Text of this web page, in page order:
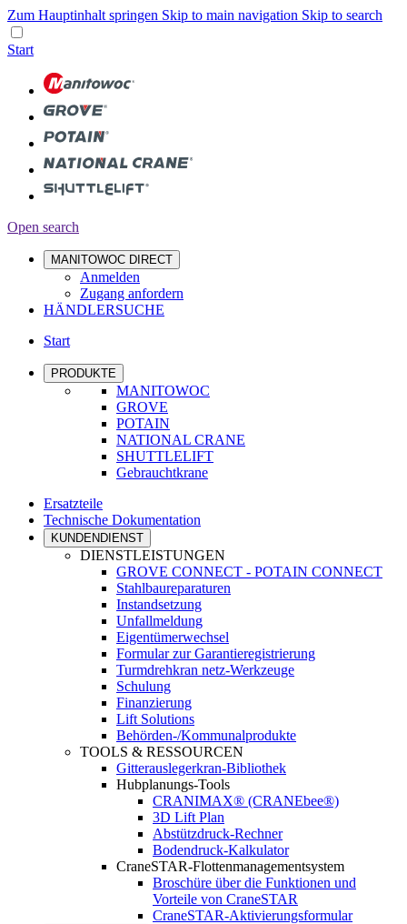
Zum Hauptinhalt springen Skip to main navigation Skip to search
Start
Open search
MANITOWOC DIRECT
Anmelden
Zugang anfordern
HÄNDLERSUCHE
Start
PRODUKTE
MANITOWOC
GROVE
POTAIN
NATIONAL CRANE
SHUTTLELIFT
Gebrauchtkrane
Ersatzteile
Technische Dokumentation
KUNDENDIENST
DIENSTLEISTUNGEN
GROVE CONNECT - POTAIN CONNECT
Stahlbaureparaturen
Instandsetzung
Unfallmeldung
Eigentümerwechsel
Formular zur Garantieregistrierung
Turmdrehkran netz-Werkzeuge
Schulung
Finanzierung
Lift Solutions
Behörden-/Kommunalprodukte
TOOLS & RESSOURCEN
Gitterauslegerkran-Bibliothek
Hubplanungs-Tools
CRANIMAX® (CRANEbee®)
3D Lift Plan
Abstützdruck-Rechner
Bodendruck-Kalkulator
CraneSTAR-Flottenmanagementsystem
Broschüre über die Funktionen und
Vorteile von CraneSTAR
CraneSTAR-Aktivierungsformular